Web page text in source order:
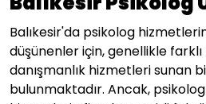
Balıkesir Psikolog
Balıkesir'da psikolog
düşünenler için, genellikle
danışmanlık hizmetleri sunan
bulunmaktadır. Ancak,